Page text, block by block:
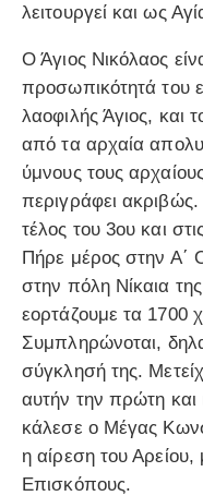
λειτουργεί και ως
Ο Άγιος Νικόλαος
προσωπικότητά του
λαοφιλής Άγιος, και
από τα αρχαία
ύμνους τους
περιγράφει
τέλος του 3ου και
Πήρε μέρος στην Α΄
στην πόλη Νίκαια
εορτάζουμε τα 1700
Συμπληρώνοται,
σύγκλησή της.
αυτήν την πρώτη και
κάλεσε ο Μέγας
η αίρεση του
Επισκόπους.